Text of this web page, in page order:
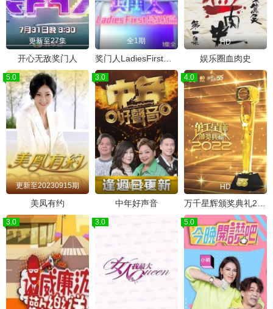
更新至27集
开心无敌奖门人
全1期
奖门人LadiesFirst感谢篇
HD
娱乐圈血肉史
5.0
更新至20230915期
美凤有约
3.0
更新至24集
中年好声音
4.0
HD
3.0 3.0 5.0